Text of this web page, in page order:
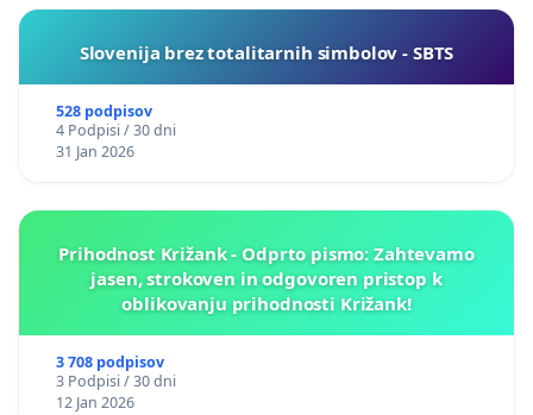
Slovenija brez totalitarnih simbolov - SBTS
528 podpisov
4 Podpisi / 30 dni
31 Jan 2026
Prihodnost Križank - Odprto pismo: Zahtevamo
jasen, strokoven in odgovoren pristop k
oblikovanju prihodnosti Križank!
3 708 podpisov
3 Podpisi / 30 dni
12 Jan 2026